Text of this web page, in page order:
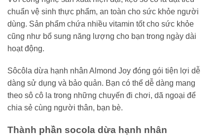
chuẩn vệ sinh thực phẩm, an toàn cho sức khỏe người
dùng. Sản phẩm chứa nhiều vitamin tốt cho sức khỏe
cũng như bổ sung năng lượng cho bạn trong ngày dài
hoạt động.
Sôcôla dừa hạnh nhân Almond Joy đóng gói tiện lợi dễ
dàng sử dụng và bảo quản. Bạn có thể dễ dàng mang
theo sô cô la trong những chuyến đi chơi, dã ngoại để
chia sẻ cùng người thân, bạn bè.
Thành phần socola dừa hạnh nhân